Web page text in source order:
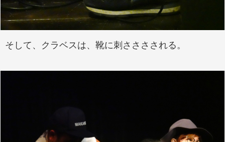
そして、クラベスは、靴に刺さささされる。